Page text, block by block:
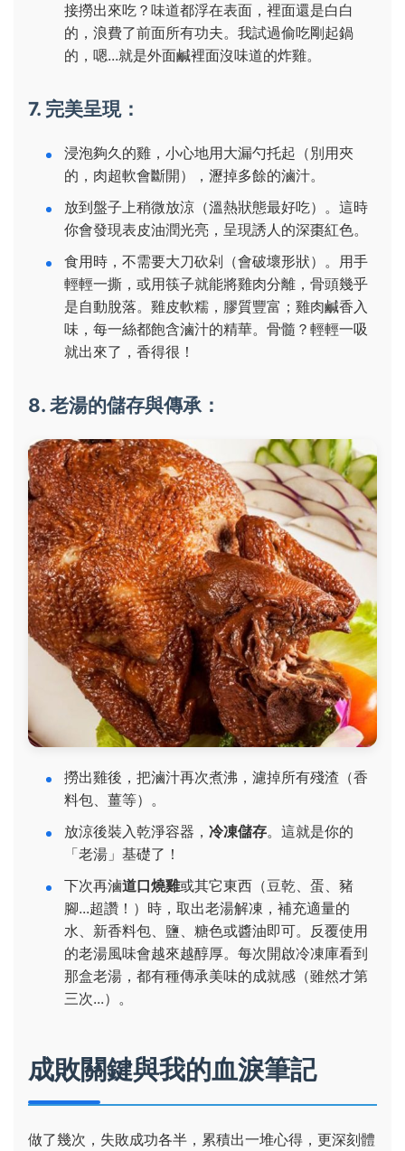
接撈出來吃？味道都浮在表面，裡面還是白白
的，浪費了前面所有功夫。我試過偷吃剛起鍋
的，嗯...就是外面鹹裡面沒味道的炸雞。
7. 完美呈現：
浸泡夠久的雞，小心地用大漏勺托起（別用夾
的，肉超軟會斷開），瀝掉多餘的滷汁。
放到盤子上稍微放涼（溫熱狀態最好吃）。這時
你會發現表皮油潤光亮，呈現誘人的深棗紅色。
食用時，不需要大刀砍剁（會破壞形狀）。用手
輕輕一撕，或用筷子就能將雞肉分離，骨頭幾乎
是自動脫落。雞皮軟糯，膠質豐富；雞肉鹹香入
味，每一絲都飽含滷汁的精華。骨髓？輕輕一吸
就出來了，香得很！
8. 老湯的儲存與傳承：
撈出雞後，把滷汁再次煮沸，濾掉所有殘渣（香
料包、薑等）。
放涼後裝入乾淨容器， 冷凍儲存。這就是你的
「老湯」基礎了！
下次再滷道口燒雞或其它東西（豆乾、蛋、豬
腳...超讚！）時，取出老湯解凍，補充適量的
水、新香料包、鹽、糖色或醬油即可。反覆使用
的老湯風味會越來越醇厚。每次開啟冷凍庫看到
那盒老湯，都有種傳承美味的成就感（雖然才第
三次...）。
成敗關鍵與我的血淚筆記
做了幾次，失敗成功各半，累積出一堆心得，更深刻體